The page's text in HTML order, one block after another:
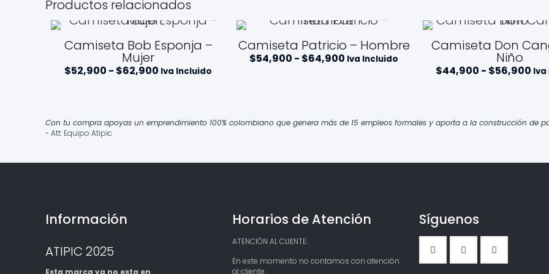
Productos relacionados
Camiseta Bob Esponja –
Mujer
$52,900 - $62,900 Rango
hasta
Iva Incluido
Camiseta Patricio – Hombre
$54,900 - $64,900 Rango
$64,900
Iva Incluido
Camiseta Don
Niño
$44,900 - $56,900 Iva
Con tu compra apoyas un emprendimiento 100% colombiano que genera más de 15 empleos formales y aporta a la construcción de
- Att: Equipo Atipic
Información
ATIPIC 2025
Esta marca ya no esta en
Horarios de Atención
ATENCIÓN AL CLIENTE:
En este momento no contamos con atención
al cliente.
Síguenos